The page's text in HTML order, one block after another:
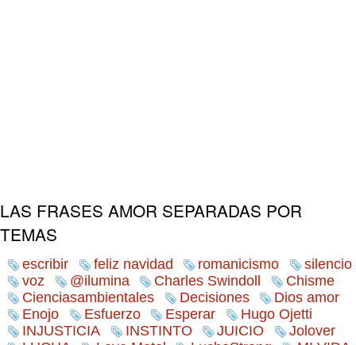
LAS FRASES AMOR SEPARADAS POR
TEMAS
escribir feliz navidad romanicismo
silencio
voz
@ilumina Charles Swindoll
Chisme
Cienciasambientales
Decisiones
Dios amor
Enojo
Esfuerzo Esperar
Hugo Ojetti
INJUSTICIA
INSTINTO JUICIO
Jolover